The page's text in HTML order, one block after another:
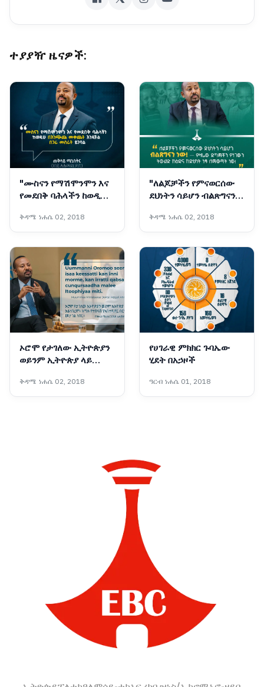
ተያያዥ ዜናዎች:
"ሙስናን የማሽሞንሞን እና
የመደበቅ ባሕላችን ከወዲሁ
እንዲችል በጋራ መስራት
ይገባል።" ፦ ጠቅላይ
ሚኒስትር ዐቢይ አሕመድ
(ዶ/ር)
ቅዳሜ ነሐሴ 02, 2018
"ለልጆቻችን የምናወርሰው
ደህነትን ሳይሆን ብልጽግናን
የነገውን ትውልድ ከዕዳ እና
ከድህነት ነጻ ለማውጣት
ነው!" ጠቅላይ ሚኒስትር
ዐቢይ አሕመድ (ዶ/ር)
ቅዳሜ ነሐሴ 02, 2018
ኦሮሞ የታገለው ኢትዮጵያን
ወይንም ኢትዮጵያ ላይ
የአስተዳደር ስርአትን መታገል
ነበር።" ጠቅላይ ሚኒስትር
ቅዳሜ ነሐሴ 02, 2018
የሀገራዊ ምክክር ጉባኤው
ሂደት በአኃዞች
ዓርብ ነሐሴ 01, 2018